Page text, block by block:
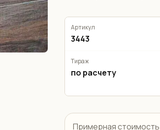
Артикул
3443
Тираж
по расчету
Примерная